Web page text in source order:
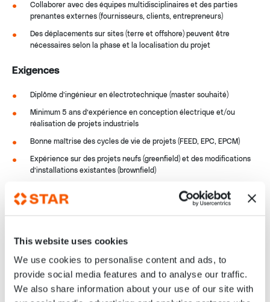
This website uses cookies
We use cookies to personalise content and ads, to
provide social media features and to analyse our traffic.
We also share information about your use of our site with
Collaborer avec des équipes multidisciplinaires et des parties
prenantes externes (fournisseurs, clients, entrepreneurs)
Des déplacements sur sites (terre et offshore) peuvent être
nécessaires selon la phase et la localisation du projet
Exigences
Diplôme d’ingénieur en électrotechnique (master souhaité)
Minimum 5 ans d’expérience en conception électrique et/ou
réalisation de projets industriels
Bonne maîtrise des cycles de vie de projets (FEED, EPC, EPCM)
Expérience sur des projets neufs (greenfield) et des modifications
d’installations existantes (brownfield)
(HT), incluant la protection, le contrôle et la distribution
Bonne compréhension des normes et réglementations
internationales et locales
Excellentes capacités de communication, de collaboration et de
résolution de problèmes